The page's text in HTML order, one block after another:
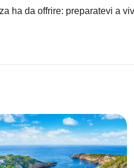
ha da offrire: preparatevi a